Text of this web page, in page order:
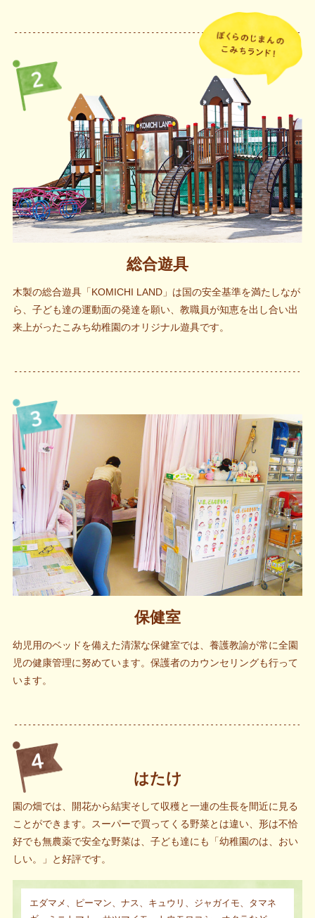
総合遊具
木製の総合遊具「KOMICHI LAND」は国の安全基準を満たしなが
ら、子ども達の運動面の発達を願い、教職員が知恵を出し合い出
来上がったこみち幼稚園のオリジナル遊具です。
保健室
幼児用のベッドを備えた清潔な保健室では、養護教諭が常に全園
児の健康管理に努めています。保護者のカウンセリングも行って
います。
はたけ
園の畑では、開花から結実そして収穫と一連の生長を間近に見る
ことができます。スーパーで買ってくる野菜とは違い、形は不恰
好でも無農薬で安全な野菜は、子ども達にも「幼稚園のは、おい
しい。」と好評です。
エダマメ、ピーマン、ナス、キュウリ、ジャガイモ、タマネ